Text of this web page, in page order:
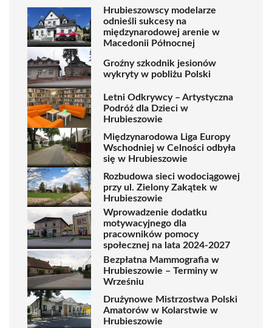
Hrubieszowscy modelarze
odnieśli sukcesy na
międzynarodowej arenie w
Macedonii Północnej
Groźny szkodnik jesionów
wykryty w pobliżu Polski
Letni Odkrywcy – Artystyczna
Podróż dla Dzieci w
Hrubieszowie
Międzynarodowa Liga Europy
Wschodniej w Celności odbyła
się w Hrubieszowie
Rozbudowa sieci wodociągowej
przy ul. Zielony Zakątek w
Hrubieszowie
Wprowadzenie dodatku
motywacyjnego dla
pracowników pomocy
społecznej na lata 2024-2027
Bezpłatna Mammografia w
Hrubieszowie – Terminy w
Wrześniu
Drużynowe Mistrzostwa Polski
Amatorów w Kolarstwie w
Hrubieszowie